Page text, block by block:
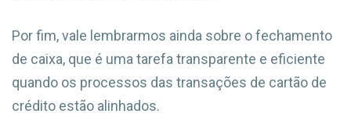
Por fim, vale lembrarmos ainda sobre o fechamento
de caixa, que é uma tarefa transparente e eficiente
quando os processos das transações de cartão de
crédito estão alinhados.